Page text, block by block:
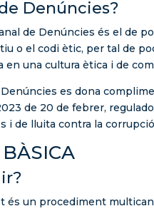
Denúncies?
de Denúncies és el de
o el codi ètic, per tal de
en una cultura ètica i de
es dona
de 20 de febrer,
i de lluita contra la
és un procediment